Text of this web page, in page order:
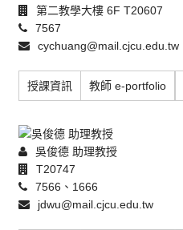
第二教學大樓 6F T20607
7567
cychuang@mail.cjcu.edu.tw
授課資訊 教師 e-portfolio
吳俊德 助理教授
T20747
7566、1666
jdwu@mail.cjcu.edu.tw